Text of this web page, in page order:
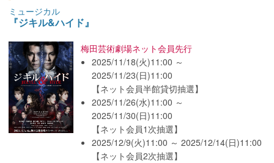
ミュージカル
『ジキル&ハイド』
梅田芸術劇場ネット会員先行
2025/11/18(火)11:00 ～
2025/11/23(日)11:00
【ネット会員半館貸切抽選】
2025/11/26(水)11:00 ～
2025/11/30(日)11:00
【ネット会員1次抽選】
2025/12/9(火)11:00 ～ 2025/12/14(日)11:00
【ネット会員2次抽選】